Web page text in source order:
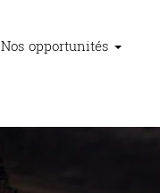
Nos opportunités